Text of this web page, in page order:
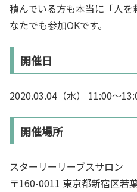
積んでいる方も本当に「人
なたでも参加OKです。
開催日
2020.03.04（水） 11:00～
開催場所
スターリーリーブスサロン
〒160-0011 東京都新宿区若